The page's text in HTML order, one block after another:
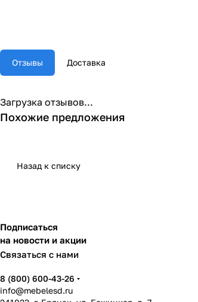
Отзывы Доставка
Загрузка отзывов...
Похожие предложения
Назад к списку
Подписаться
на новости и акции
Связаться с нами
8 (800) 600-43-26
info@mebelesd.ru